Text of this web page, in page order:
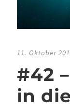
11. Oktober
#42
in